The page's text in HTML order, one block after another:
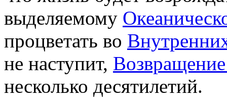
выделяемому
процветать во
не наступит,
несколько десятилетий.